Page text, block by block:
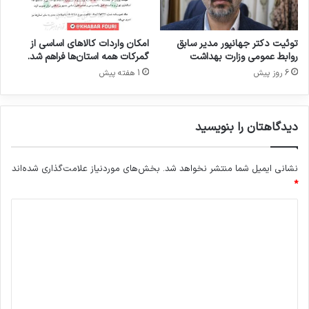
ر
ا
ی
ش
ی
ب
د
ت
ی
ا
س
ا
م
ا
ن
ر
م
ا
ش
د
توئیت دکتر جهانپور مدیر سابق
روابط عمومی وزارت بهداشت
6 روز پیش
امکان واردات کالاهای اساسی از
گمرکات همه استان‌ها فراهم شد.
1 هفته پیش
دیدگاهتان را بنویسید
نشانی ایمیل شما منتشر نخواهد شد. بخش‌های موردنیاز علامت‌گذاری شده‌اند
*